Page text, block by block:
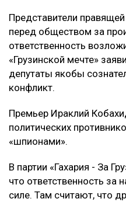
Представители
перед обществом за
ответственность
«Грузинской мечте»
депутаты якобы
конфликт.
Премьер Ираклий
политических
«шпионами».
В партии «Гахария - За
что ответственность за
силе. Там считают, что